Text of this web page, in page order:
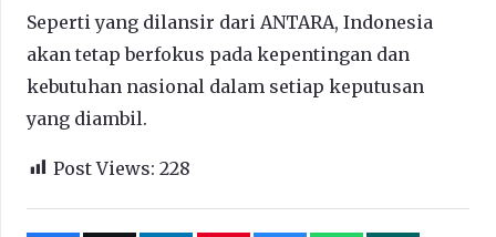
Seperti yang dilansir dari ANTARA, Indonesia
akan tetap berfokus pada kepentingan dan
kebutuhan nasional dalam setiap keputusan
yang diambil.
Post Views: 228